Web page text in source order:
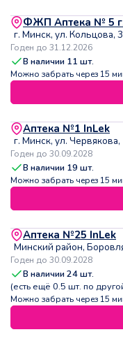
ФЖП Аптека № 5
г. Минск, ул. Кольцова,
Годен до 31.12.2026
В наличии 11 шт.
Можно забрать через 15
Аптека №1 InLek
г. Минск, ул. Червякова,
Годен до 30.09.2028
В наличии 19 шт.
Можно забрать через 15
Аптека №25 InLek
Минский район,
Годен до 30.09.2028
В наличии24шт.
(есть ещё 0.5 шт. по
Можно забрать через 15